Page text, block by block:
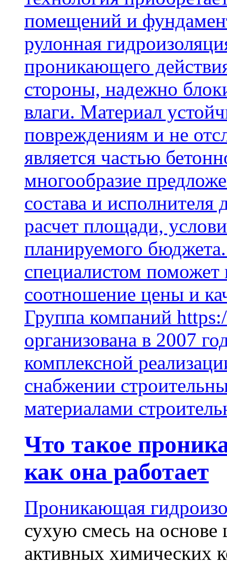
помещений и
рулонная
проникающего
стороны, надежно
влаги. Материал
повреждениям и не
является частью
многообразие
состава и
расчет площади,
планируемого
специалистом поможет
соотношение цены и
Группа компаний
организована в 2007
комплексной
снабжении
материалами
Что такое
как она работает
Проникающая
сухую смесь на основе
активных химических